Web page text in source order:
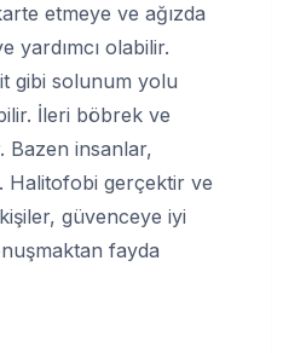
etmeye ve ağızda
yardımcı olabilir.
gibi solunum yolu
İleri böbrek ve
Bazen insanlar,
Halitofobi gerçektir ve
güvenceye iyi
fayda